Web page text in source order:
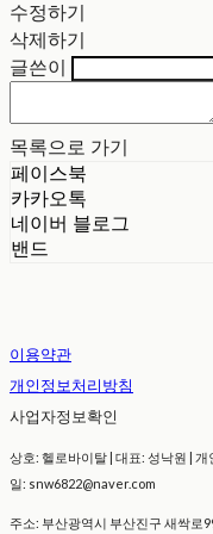
수정하기
삭제하기
글쓴이
목록으로 가기
페이스북
카카오톡
네이버 블로그
밴드
이용약관
개인정보처리방침
사업자정보확인
상호: 헬로바이탈 | 대표: 성낙원 |
일: snw6822@naver.com
주소: 부산광역시 부산진구 새싹로